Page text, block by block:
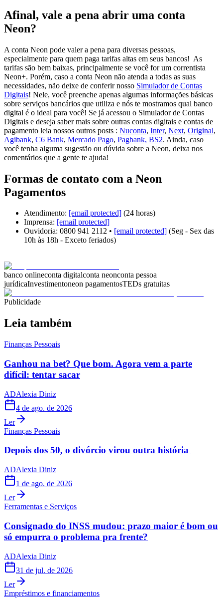
Afinal, vale a pena abrir uma conta
Neon?
A conta Neon pode valer a pena para diversas pessoas,
especialmente para quem paga tarifas altas em seus bancos! As
tarifas são bem baixas, principalmente se você for um correntista
Neon+. Porém, caso a conta Neon não atenda a todas as suas
necessidades, não deixe de conferir nosso Simulador de Contas
Digitais! Nele, você preenche apenas algumas informações básicas
sobre serviços bancários que utiliza e nós te mostramos qual banco
digital é o ideal para você! Se já acessou o Simulador de Contas
Digitais e deseja saber mais sobre outras contas digitais e contas de
pagamento leia nossos outros posts : Nuconta, Inter, Next, Original,
Agibank, C6 Bank, Mercado Pago, Pagbank, BS2. Ainda, caso
você tenha alguma sugestão ou dúvida sobre a Neon, deixa nos
comentários que a gente te ajuda!
Formas de contato com a Neon
Pagamentos
Atendimento: [email protected] (24 horas)
Imprensa: [email protected]
Ouvidoria: 0800 941 2112 • [email protected] (Seg - Sex das
10h às 18h - Exceto feriados)
banco onlineconta digitalconta neonconta pessoa
jurídicaInvestimentoneon pagamentosTEDs gratuitas
Publicidade
Leia também
Finanças Pessoais
Ganhou na bet? Que bom. Agora vem a parte
difícil: tentar sacar
ADAlexia Diniz
4 de ago. de 2026
Ler
Finanças Pessoais
Depois dos 50, o divórcio virou outra história
ADAlexia Diniz
1 de ago. de 2026
Ler
Ferramentas e Serviços
Consignado do INSS mudou: prazo maior é bom ou
só empurra o problema pra frente?
ADAlexia Diniz
31 de jul. de 2026
Ler
Empréstimos e financiamentos